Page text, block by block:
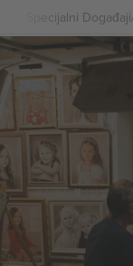
Specijalni Događaji